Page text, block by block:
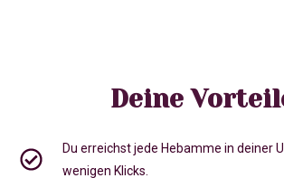
Deine
Du erreichst jede Hebamme in deiner
wenigen Klicks.